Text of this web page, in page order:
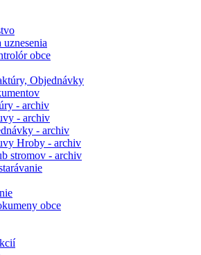
uznesenia
obce
Objednávky
- archiv
- archiv
- archiv
Hroby - archiv
stromov - archiv
obce